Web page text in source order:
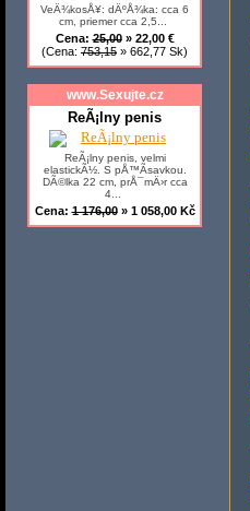
VeÄ¾kosÅ¥: dÄºÅ¾ka: cca 6
cm, priemer cca 2,5...
Cena:25,00» 22,00 €
(Cena: 753,15 » 662,77 Sk)
www.Sexujte.cz
ReÃ¡lny penis
ReÃ¡lny penis, velmi
elastickÃ½. S pÅ™Ã­savkou.
DÃ©lka 22 cm, prÅ¯mÄ›r cca
4...
Cena:1 176,00» 1 058,00 Kč